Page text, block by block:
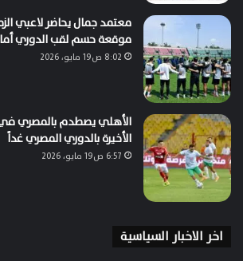
معتمد جمال يحاضر لاعبي
موقعة حسم لقب الدوري
8:02 ص19 مايو، 2026
الأهلي يصطدم بالمصري
الأخيرة بالدوري المصري غداً
6:57 ص19 مايو، 2026
اخر الاخبار السياسية